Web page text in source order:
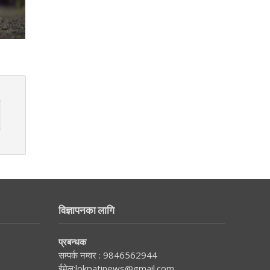
विज्ञापनका लागि
प्रबन्धक
सम्पर्क नम्वर : 9846562944